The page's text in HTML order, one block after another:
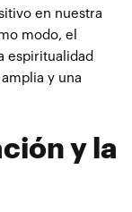
en nuestra
modo, el
espiritualidad
y una
y la